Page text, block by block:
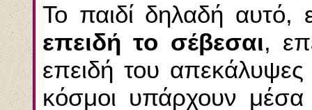
Το παιδί δηλαδή αυτό,
επειδή το σέβεσαι,
επειδή του απεκάλυψες
κόσμοι υπάρχουν μέσα